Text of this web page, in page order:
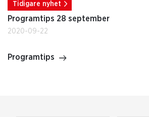
Tidigare nyhet
Programtips 28 september
2020-09-22
Programtips